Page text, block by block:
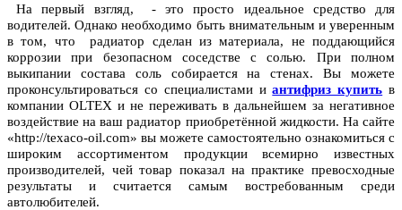
На первый взгляд, - это просто идеальное средство для
водителей. Однако необходимо быть внимательным и уверенным
в том, что радиатор сделан из материала, не поддающийся
коррозии при безопасном соседстве с солью. При полном
выкипании состава соль собирается на стенах. Вы можете
проконсультироваться со специалистами иантифриз купить в
компании OLTEX и не переживать в дальнейшем за негативное
воздействие на ваш радиатор приобретённой жидкости. На сайте
«http://texaco-oil.com» вы можете самостоятельно ознакомиться с
широким ассортиментом продукции всемирно известных
производителей, чей товар показал на практике превосходные
результаты и считается самым востребованным среди
автолюбителей.